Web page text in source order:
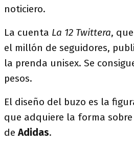
noticiero.
La cuenta La 12 Twittera,
el millón de seguidores,
la prenda unisex. Se
pesos.
El diseño del buzo es la
que adquiere la forma
deAdidas.